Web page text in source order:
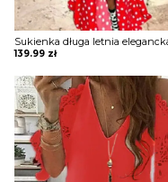
139.99 zł